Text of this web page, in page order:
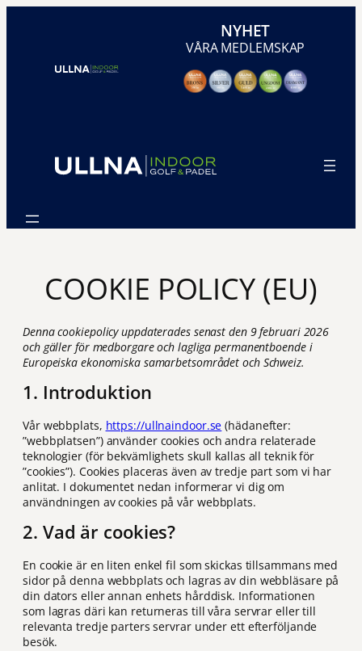
NYHET
VÅRA MEDLEMSKAP
COOKIE POLICY (EU)
Denna cookiepolicy uppdaterades senast den 9 februari 2026
och gäller för medborgare och lagliga permanentboende i
Europeiska ekonomiska samarbetsområdet och Schweiz.
1. Introduktion
Vår webbplats, https://ullnaindoor.se (hädanefter:
”webbplatsen”) använder cookies och andra relaterade
teknologier (för bekvämlighets skull kallas all teknik för
”cookies”). Cookies placeras även av tredje part som vi har
anlitat. I dokumentet nedan informerar vi dig om
användningen av cookies på vår webbplats.
2. Vad är cookies?
En cookie är en liten enkel fil som skickas tillsammans med
sidor på denna webbplats och lagras av din webbläsare på
din dators eller annan enhets hårddisk. Informationen
som lagras däri kan returneras till våra servrar eller till
relevanta tredje parters servrar under ett efterföljande
besök.